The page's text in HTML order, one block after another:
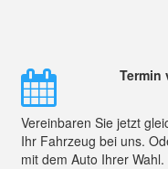
Termin
Vereinbaren Sie jetzt
Ihr Fahrzeug bei uns.
mit dem Auto Ihrer